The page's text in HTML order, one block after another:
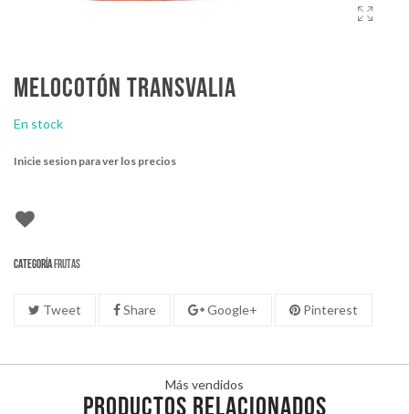
Melocotón transvalia
En stock
Inicie sesion para ver los precios
CategoríaFrutas
Tweet Share Google+ Pinterest
Más vendidos